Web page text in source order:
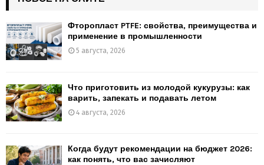
Фторопласт PTFE: свойства, преимущества и
применение в промышленности
5 августа, 2026
Что приготовить из молодой кукурузы: как
варить, запекать и подавать летом
4 августа, 2026
Когда будут рекомендации на бюджет 2026:
как понять, что вас зачисляют